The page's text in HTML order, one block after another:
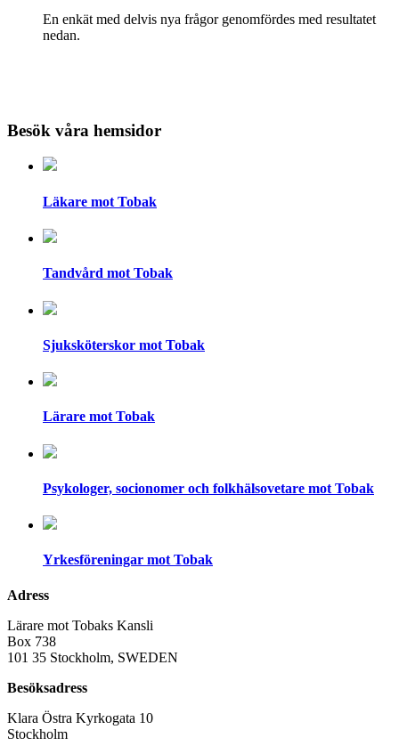
En enkät med delvis nya frågor genomfördes med resultatet
nedan.
Besök våra hemsidor
Läkare mot Tobak
Tandvård mot Tobak
Sjuksköterskor mot Tobak
Lärare mot Tobak
Psykologer, socionomer och folkhälsovetare mot Tobak
Yrkesföreningar mot Tobak
Adress
Lärare mot Tobaks Kansli
Box 738
101 35 Stockholm, SWEDEN
Besöksadress
Klara Östra Kyrkogata 10
Stockholm